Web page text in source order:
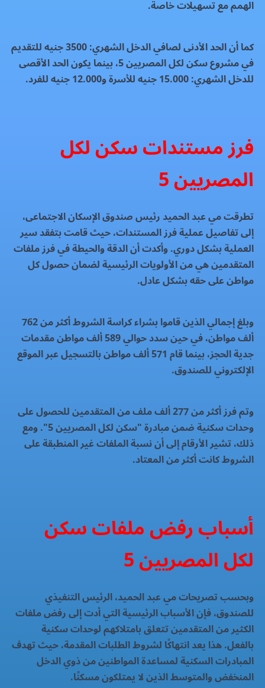
الهمم مع تسهيلات خاصة.
كما أن الحد الأدنى لصافي الدخل الشهري: 3500 جنيه للتقديم
في مشروع سكن لكل المصريين 5، بينما يكون الحد الأقصى
للدخل الشهري: 15.000 جنيه للأسرة و12.000 جنيه للفرد.
فرز مستندات سكن لكل
المصريين 5
تطرقت مي عبد الحميد رئيس صندوق الإسكان الاجتماعى،
إلى تفاصيل عملية فرز المستندات، حيث قامت بتفقد سير
العملية بشكل دوري. وأكدت أن الدقة والحيطة في فرز ملفات
المتقدمين هي من الأولويات الرئيسية لضمان حصول كل
مواطن على حقه بشكل عادل.
وبلغ إجمالي الذين قاموا بشراء كراسة الشروط أكثر من 762
ألف مواطن، في حين سدد حوالي 589 ألف مواطن مقدمات
جدية الحجز، بينما قام 571 ألف مواطن بالتسجيل عبر الموقع
الإلكتروني للصندوق.
وتم فرز أكثر من 277 ألف ملف من المتقدمين للحصول على
وحدات سكنية ضمن مبادرة "سكن لكل المصريين 5". ومع
ذلك، تشير الأرقام إلى أن نسبة الملفات غير المنطبقة على
الشروط كانت أكثر من المعتاد.
أسباب رفض ملفات سكن
لكل المصريين 5
وبحسب تصريحات مي عبد الحميد، الرئيس التنفيذي
للصندوق، فإن الأسباب الرئيسية التي أدت إلى رفض ملفات
الكثير من المتقدمين تتعلق بامتلاكهم لوحدات سكنية
بالفعل. هذا يعد انتهاكًا لشروط الطلبات المقدمة، حيث تهدف
المبادرات السكنية لمساعدة المواطنين من ذوي الدخل
المنخفض والمتوسط الذين لا يمتلكون مسكنًا.